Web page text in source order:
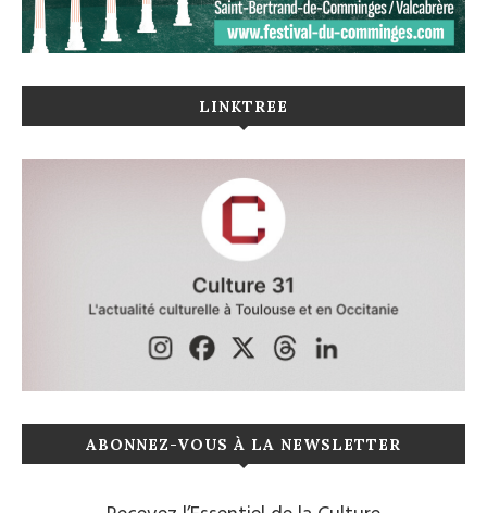
LINKTREE
ABONNEZ-VOUS À LA NEWSLETTER